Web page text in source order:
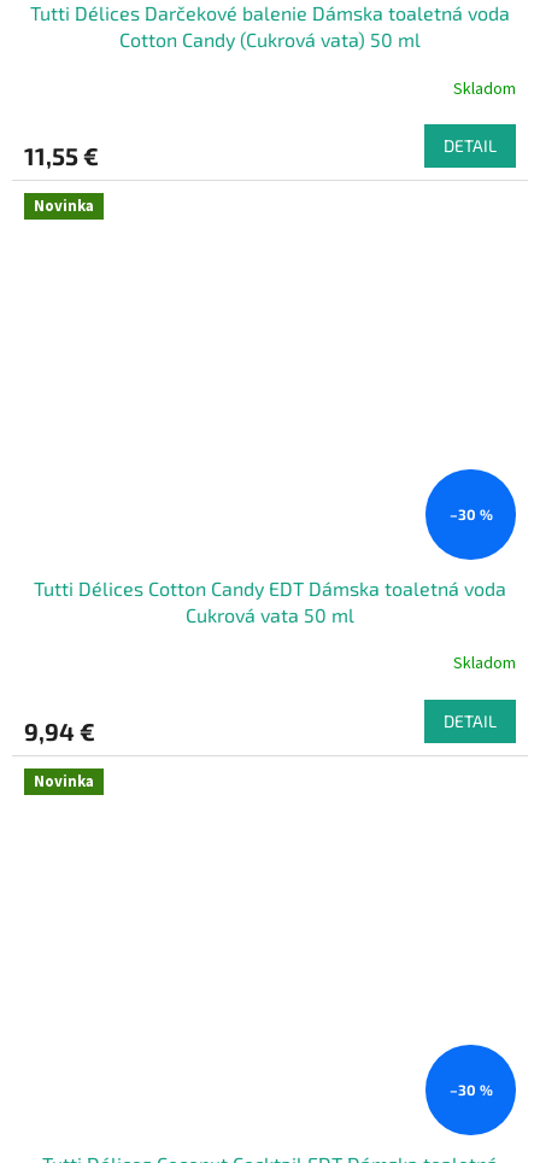
Tutti Délices Darčekové balenie Dámska toaletná voda
Cotton Candy (Cukrová vata) 50 ml
Skladom
11,55 € DETAIL
Novinka
–30 %
Tutti Délices Cotton Candy EDT Dámska toaletná voda
Cukrová vata 50 ml
Skladom
9,94 € DETAIL
Novinka
–30 %